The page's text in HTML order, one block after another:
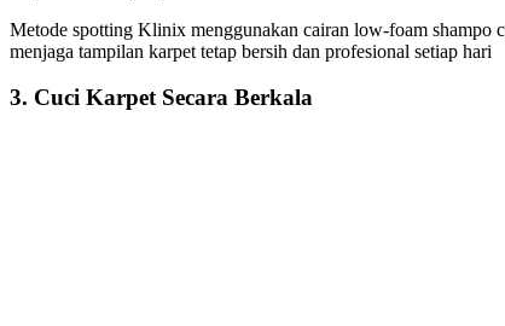
Metode spotting Klinix menggunakan cairan low-foam shampo
menjaga tampilan karpet tetap bersih dan profesional setiap hari
3. Cuci Karpet Secara Berkala